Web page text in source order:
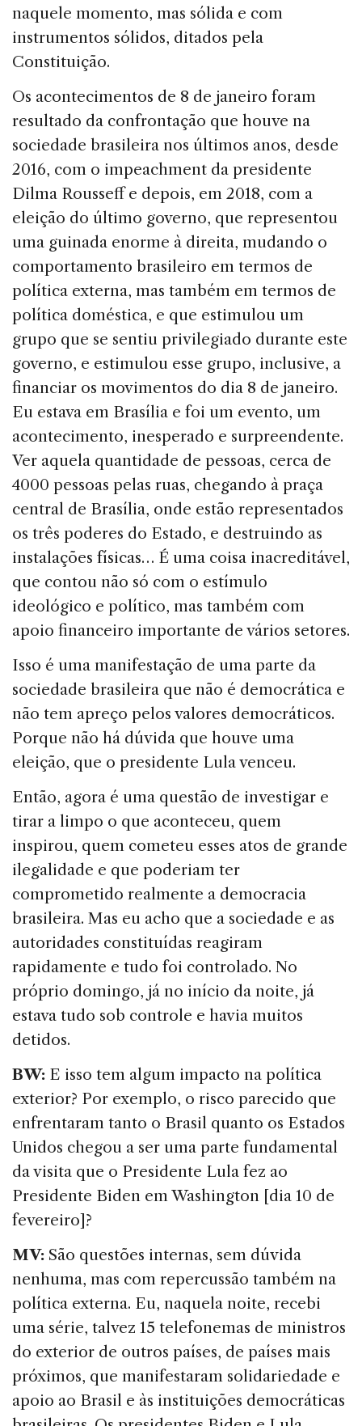
naquele momento, mas sólida e com
instrumentos sólidos, ditados pela
Constituição.
Os acontecimentos de 8 de janeiro foram
resultado da confrontação que houve na
sociedade brasileira nos últimos anos, desde
2016, com o impeachment da presidente
Dilma Rousseff e depois, em 2018, com a
eleição do último governo, que representou
uma guinada enorme à direita, mudando o
comportamento brasileiro em termos de
política externa, mas também em termos de
política doméstica, e que estimulou um
grupo que se sentiu privilegiado durante este
governo, e estimulou esse grupo, inclusive, a
financiar os movimentos do dia 8 de janeiro.
Eu estava em Brasília e foi um evento, um
acontecimento, inesperado e surpreendente.
Ver aquela quantidade de pessoas, cerca de
4000 pessoas pelas ruas, chegando à praça
central de Brasília, onde estão representados
os três poderes do Estado, e destruindo as
instalações físicas… É uma coisa inacreditável,
que contou não só com o estímulo
ideológico e político, mas também com
apoio financeiro importante de vários setores.
Isso é uma manifestação de uma parte da
sociedade brasileira que não é democrática e
não tem apreço pelos valores democráticos.
Porque não há dúvida que houve uma
eleição, que o presidente Lula venceu.
Então, agora é uma questão de investigar e
tirar a limpo o que aconteceu, quem
inspirou, quem cometeu esses atos de grande
ilegalidade e que poderiam ter
comprometido realmente a democracia
brasileira. Mas eu acho que a sociedade e as
autoridades constituídas reagiram
rapidamente e tudo foi controlado. No
próprio domingo, já no início da noite, já
estava tudo sob controle e havia muitos
detidos.
BW: E isso tem algum impacto na política
exterior? Por exemplo, o risco parecido que
enfrentaram tanto o Brasil quanto os Estados
Unidos chegou a ser uma parte fundamental
da visita que o Presidente Lula fez ao
Presidente Biden em Washington [dia 10 de
fevereiro]?
MV: São questões internas, sem dúvida
nenhuma, mas com repercussão também na
política externa. Eu, naquela noite, recebi
uma série, talvez 15 telefonemas de ministros
do exterior de outros países, de países mais
próximos, que manifestaram solidariedade e
apoio ao Brasil e às instituições democráticas